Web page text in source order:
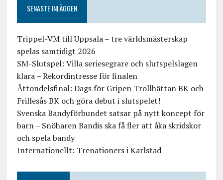
SENASTE INLÄGGEN
Trippel-VM till Uppsala – tre världsmästerskap
spelas samtidigt 2026
SM-Slutspel: Villa seriesegrare och slutspelslagen
klara – Rekordintresse för finalen
Åttondelsfinal: Dags för Gripen Trollhättan BK och
Frillesås BK och göra debut i slutspelet!
Svenska Bandyförbundet satsar på nytt koncept för
barn – Snöharen Bandis ska få fler att åka skridskor
och spela bandy
Internationellt: Trenationers i Karlstad